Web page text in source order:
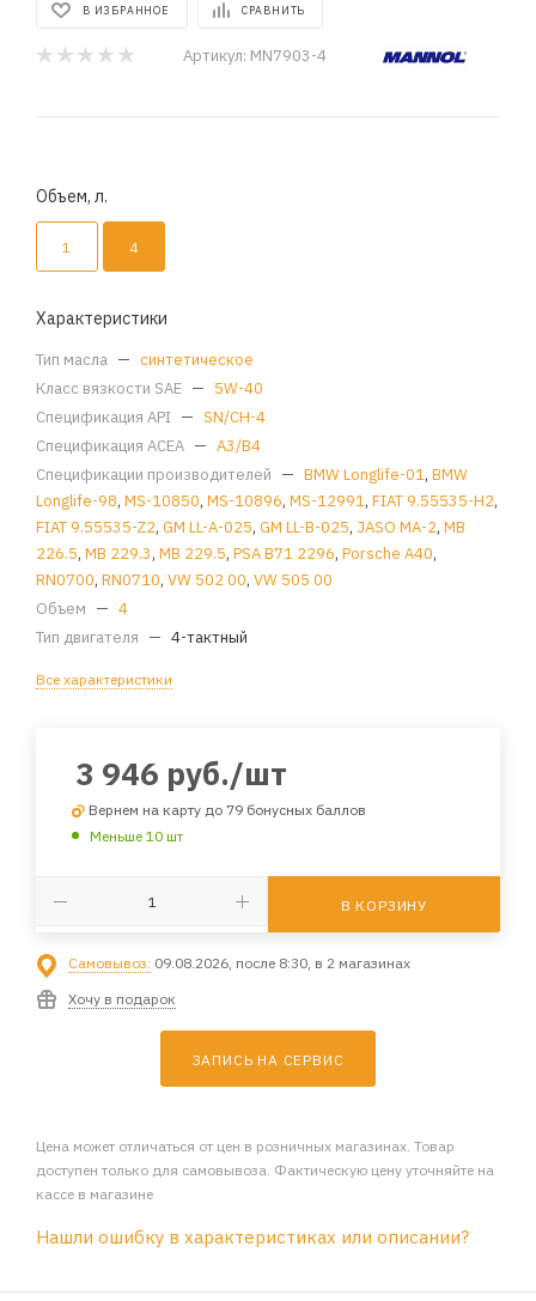
В ИЗБРАННОЕ СРАВНИТЬ
Артикул: MN7903-4
Объем, л.
1 4
Характеристики
Тип масла — синтетическое
Класс вязкости SAE — 5W-40
Спецификация API — SN/CH-4
Спецификация ACEA — A3/B4
Спецификации производителей — BMW Longlife-01, BMW
Longlife-98, MS-10850, MS-10896, MS-12991, FIAT 9.55535-H2,
FIAT 9.55535-Z2, GM LL-A-025, GM LL-B-025, JASO MA-2, MB
226.5, MB 229.3, MB 229.5, PSA B71 2296, Porsche A40,
RN0700, RN0710, VW 502 00, VW 505 00
Объем — 4
Тип двигателя — 4-тактный
Все характеристики
3 946 руб./шт
Вернем на карту до 79 бонусных баллов
Меньше 10 шт
В КОРЗИНУ
Самовывоз: 09.08.2026, после 8:30, в 2 магазинах
Хочу в подарок
ЗАПИСЬ НА СЕРВИС
Цена может отличаться от цен в розничных магазинах. Товар
доступен только для самовывоза. Фактическую цену уточняйте на
кассе в магазине
Нашли ошибку в характеристиках или описании?